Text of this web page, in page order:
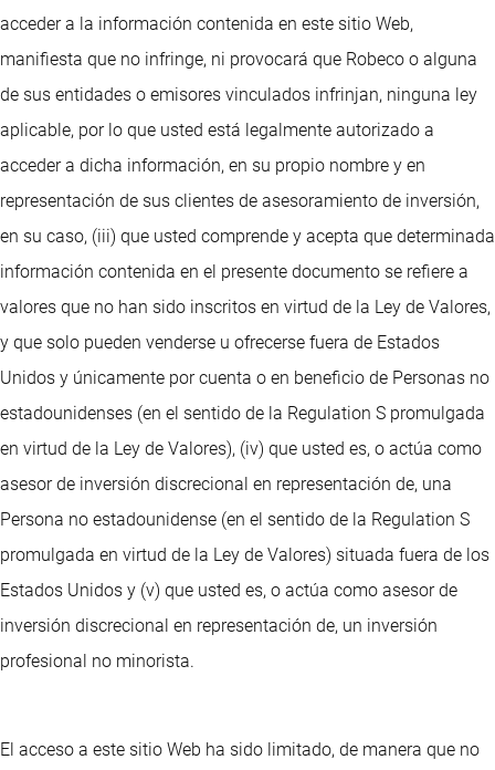
acceder a la información contenida en este sitio Web,
manifiesta que no infringe, ni provocará que Robeco o alguna
de sus entidades o emisores vinculados infrinjan, ninguna ley
aplicable, por lo que usted está legalmente autorizado a
acceder a dicha información, en su propio nombre y en
representación de sus clientes de asesoramiento de inversión,
en su caso, (iii) que usted comprende y acepta que determinada
información contenida en el presente documento se refiere a
valores que no han sido inscritos en virtud de la Ley de Valores,
y que solo pueden venderse u ofrecerse fuera de Estados
Unidos y únicamente por cuenta o en beneficio de Personas no
estadounidenses (en el sentido de la Regulation S promulgada
en virtud de la Ley de Valores), (iv) que usted es, o actúa como
asesor de inversión discrecional en representación de, una
Persona no estadounidense (en el sentido de la Regulation S
promulgada en virtud de la Ley de Valores) situada fuera de los
Estados Unidos y (v) que usted es, o actúa como asesor de
inversión discrecional en representación de, un inversión
profesional no minorista.
El acceso a este sitio Web ha sido limitado, de manera que no